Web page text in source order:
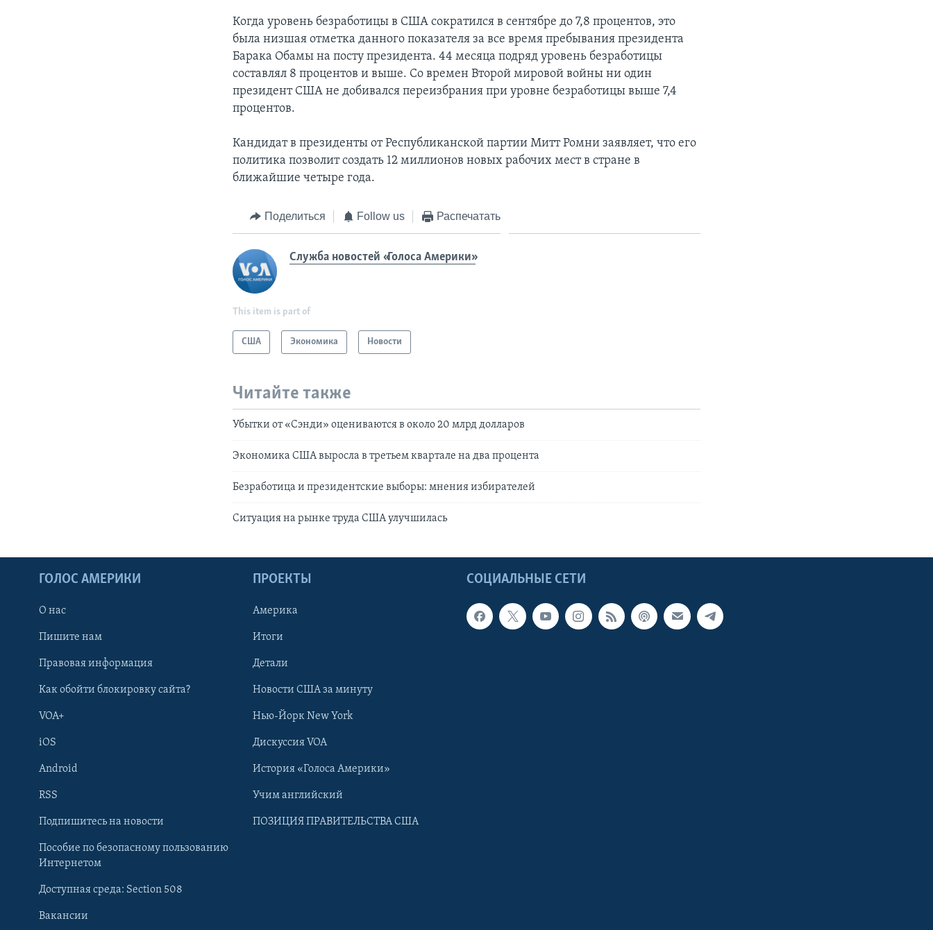
Learning English
Когда уровень безработицы в США сократился в сентябре до 7,8 процентов, это
была низшая отметка данного показателя за все время пребывания президента
Барака Обамы на посту президента. 44 месяца подряд уровень безработицы
составлял 8 процентов и выше. Со времен Второй мировой войны ни один
президент США не добивался переизбрания при уровне безработицы выше 7,4
процентов.
Кандидат в президенты от Республиканской партии Митт Ромни заявляет, что его
политика позволит создать 12 миллионов новых рабочих мест в стране в
ближайшие четыре года.
Поделиться Follow us Распечатать
Служба новостей «Голоса Америки»
This item is part of
США Экономика Новости
Читайте также
Убытки от «Сэнди» оцениваются в около 20 млрд долларов
Экономика США выросла в третьем квартале на два процента
Безработица и президентские выборы: мнения избирателей
Ситуация на рынке труда США улучшилась
СОЦИАЛЬНЫЕ СЕТИ
ГОЛОС АМЕРИКИ
О нас
Пишите нам
Правовая информация
Как обойти блокировку сайта?
VOA+
iOS
Android
RSS
Подпишитесь на новости
Пособие по безопасному пользованию
Интернетом
Доступная среда: Section 508
Вакансии
ПРОЕКТЫ
Америка
Итоги
Детали
Новости США за минуту
Нью-Йорк New York
Дискуссия VOA
История «Голоса Америки»
Учим английский
ПОЗИЦИЯ ПРАВИТЕЛЬСТВА США